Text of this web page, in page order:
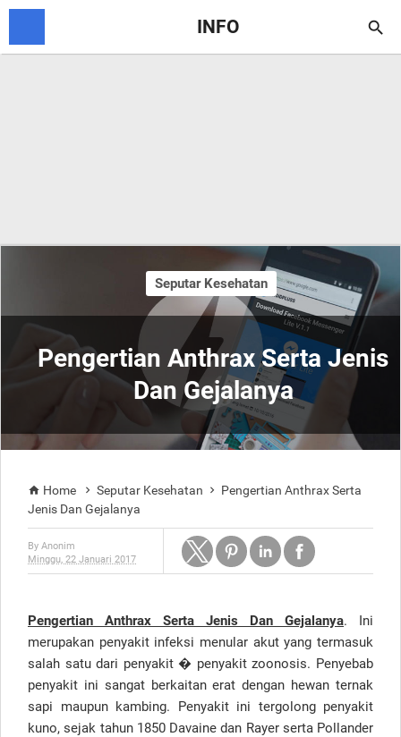
INFO 
Pengertian Anthrax Serta Jenis
Dan Gejalanya
Seputar Kesehatan
 Home  Seputar Kesehatan 
Pengertian Anthrax Serta
Jenis Dan Gejalanya
By Anonim
Minggu, 22 Januari 2017
Pengertian Anthrax Serta Jenis Dan Gejalanya. Ini
merupakan penyakit infeksi menular akut yang termasuk
salah satu dari penyakit � penyakit zoonosis. Penyebab
penyakit ini sangat berkaitan erat dengan hewan ternak
sapi maupun kambing. Penyakit ini tergolong penyakit
kuno, sejak tahun 1850 Davaine dan Rayer serta Pollander